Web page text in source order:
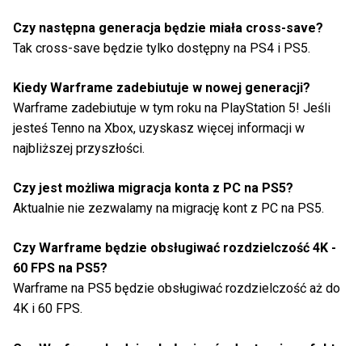
Czy następna generacja będzie miała cross-save?
Tak cross-save będzie tylko dostępny na PS4 i PS5.
Kiedy Warframe zadebiutuje w nowej generacji?
Warframe zadebiutuje w tym roku na PlayStation 5! Jeśli
jesteś Tenno na Xbox, uzyskasz więcej informacji w
najbliższej przyszłości.
Czy jest możliwa migracja konta z PC na PS5?
Aktualnie nie zezwalamy na migrację kont z PC na PS5.
Czy Warframe będzie obsługiwać rozdzielczość 4K -
60 FPS na PS5?
Warframe na PS5 będzie obsługiwać rozdzielczość aż do
4K i 60 FPS.